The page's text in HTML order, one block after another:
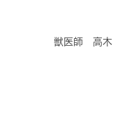
獣医師 高木